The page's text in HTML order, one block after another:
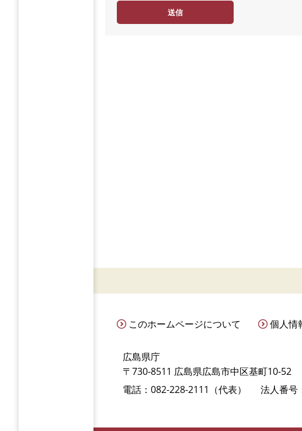
度
このホームページについて 個人情
広島県庁
〒730-8511 広島県広島市中区基町10-52
電話：082-228-2111（代表）
法人番号